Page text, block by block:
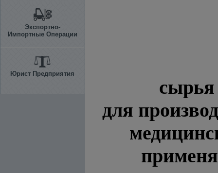
Экспортно-
Импортные Операции
Юрист Предприятия
сырья
для